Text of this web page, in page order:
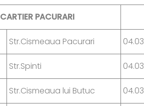
CARTIER PACURARI
Str.Cismeaua Pacurari 04.03
Str.Spinti 04.03
Str.Cismeaua lui Butuc 04.03